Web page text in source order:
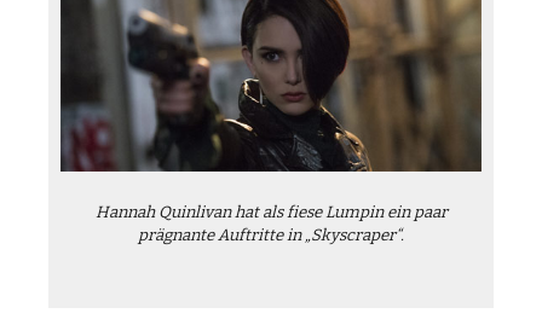
Hannah Quinlivan hat als fiese Lumpin ein paar
prägnante Auftritte in „Skyscraper“.